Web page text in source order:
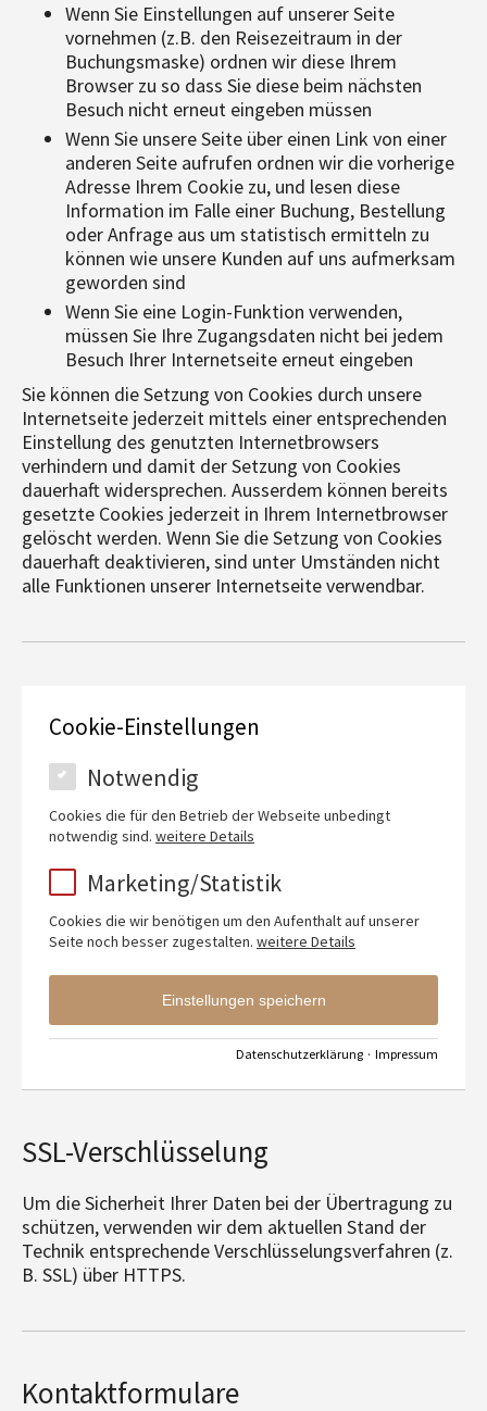
Wenn Sie Einstellungen auf unserer Seite
vornehmen (z.B. den Reisezeitraum in der
Buchungsmaske) ordnen wir diese Ihrem
Browser zu so dass Sie diese beim nächsten
Besuch nicht erneut eingeben müssen
Wenn Sie unsere Seite über einen Link von einer
anderen Seite aufrufen ordnen wir die vorherige
Adresse Ihrem Cookie zu, und lesen diese
Information im Falle einer Buchung, Bestellung
oder Anfrage aus um statistisch ermitteln zu
können wie unsere Kunden auf uns aufmerksam
geworden sind
Wenn Sie eine Login-Funktion verwenden,
müssen Sie Ihre Zugangsdaten nicht bei jedem
Besuch Ihrer Internetseite erneut eingeben
Sie können die Setzung von Cookies durch unsere
Internetseite jederzeit mittels einer entsprechenden
Einstellung des genutzten Internetbrowsers
verhindern und damit der Setzung von Cookies
dauerhaft widersprechen. Ausserdem können bereits
gesetzte Cookies jederzeit in Ihrem Internetbrowser
gelöscht werden. Wenn Sie die Setzung von Cookies
dauerhaft deaktivieren, sind unter Umständen nicht
alle Funktionen unserer Internetseite verwendbar.
Cookie-Einstellungen
Notwendig
Cookies die für den Betrieb der Webseite unbedingt
notwendig sind. weitere Details
Marketing/Statistik
Cookies die wir benötigen um den Aufenthalt auf unserer
Seite noch besser zugestalten. weitere Details
Einstellungen speichern
Datenschutzerklärung · Impressum
SSL-Verschlüsselung
Um die Sicherheit Ihrer Daten bei der Übertragung zu
schützen, verwenden wir dem aktuellen Stand der
Technik entsprechende Verschlüsselungsverfahren (z.
B. SSL) über HTTPS.
Kontaktformulare